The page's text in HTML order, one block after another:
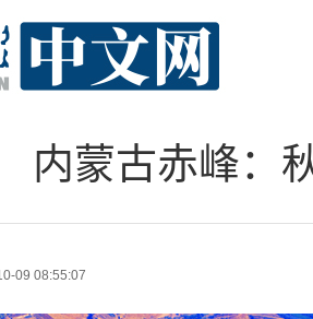
内蒙古赤峰：
09 08:55:07